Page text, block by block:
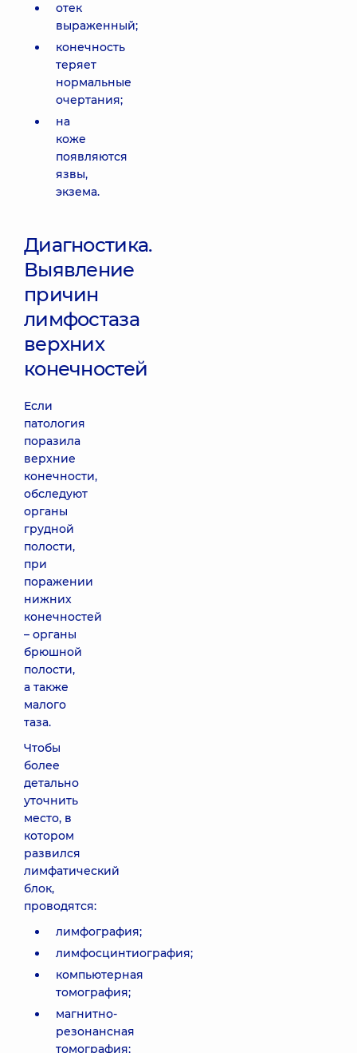
отек
выраженный;
конечность
теряет
нормальные
очертания;
на
коже
появляются
язвы,
экзема.
Диагностика.
Выявление
причин
лимфостаза
верхних
конечностей
Если
патология
поразила
верхние
конечности,
обследуют
органы
грудной
полости,
при
поражении
нижних
конечностей
– органы
брюшной
полости,
а также
малого
таза.
Чтобы
более
детально
уточнить
место, в
котором
развился
лимфатический
блок,
проводятся:
лимфография;
лимфосцинтиография;
компьютерная
томография;
магнитно-
резонансная
томография;